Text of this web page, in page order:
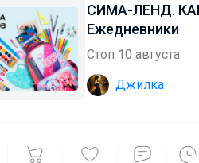
СИМА-ЛЕНД. КАНЦТОВАРЫ. Скидка на планинги и
Ежедневники
Стоп 10 августа
Джилка